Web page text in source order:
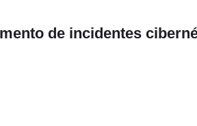
de incidentes